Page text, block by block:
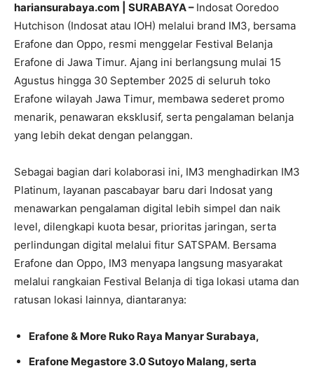
hariansurabaya.com | SURABAYA – Indosat Ooredoo
Hutchison (Indosat atau IOH) melalui brand IM3, bersama
Erafone dan Oppo, resmi menggelar Festival Belanja
Erafone di Jawa Timur. Ajang ini berlangsung mulai 15
Agustus hingga 30 September 2025 di seluruh toko
Erafone wilayah Jawa Timur, membawa sederet promo
menarik, penawaran eksklusif, serta pengalaman belanja
yang lebih dekat dengan pelanggan.
Sebagai bagian dari kolaborasi ini, IM3 menghadirkan IM3
Platinum, layanan pascabayar baru dari Indosat yang
menawarkan pengalaman digital lebih simpel dan naik
level, dilengkapi kuota besar, prioritas jaringan, serta
perlindungan digital melalui fitur SATSPAM. Bersama
Erafone dan Oppo, IM3 menyapa langsung masyarakat
melalui rangkaian Festival Belanja di tiga lokasi utama dan
ratusan lokasi lainnya, diantaranya:
Erafone & More Ruko Raya Manyar Surabaya,
Erafone Megastore 3.0 Sutoyo Malang, serta